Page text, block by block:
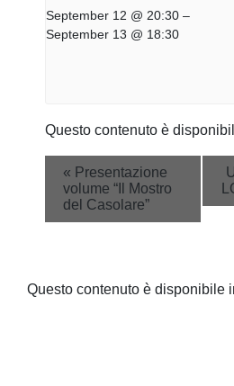
September 12 @ 20:30 –
September 13 @ 18:30
Questo contenuto è
Event
Navigation
« Presentazione
volume “Il Mostro
del Casolare”
Questo contenuto è disponibile